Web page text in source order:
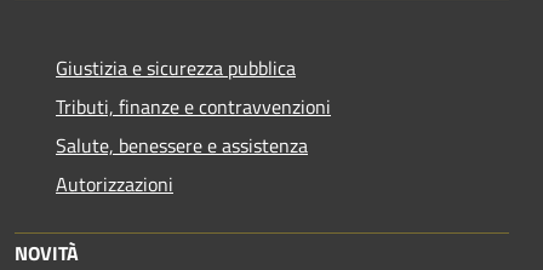
Giustizia e sicurezza pubblica
Tributi, finanze e contravvenzioni
Salute, benessere e assistenza
Autorizzazioni
NOVITÀ